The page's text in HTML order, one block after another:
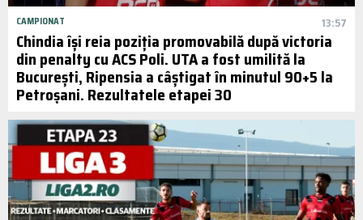
CAMPIONAT 13:57
Chindia își reia poziția promovabilă după victoria
din penalty cu ACS Poli. UTA a fost umilită la
București, Ripensia a câștigat în minutul 90+5 la
Petroșani. Rezultatele etapei 30